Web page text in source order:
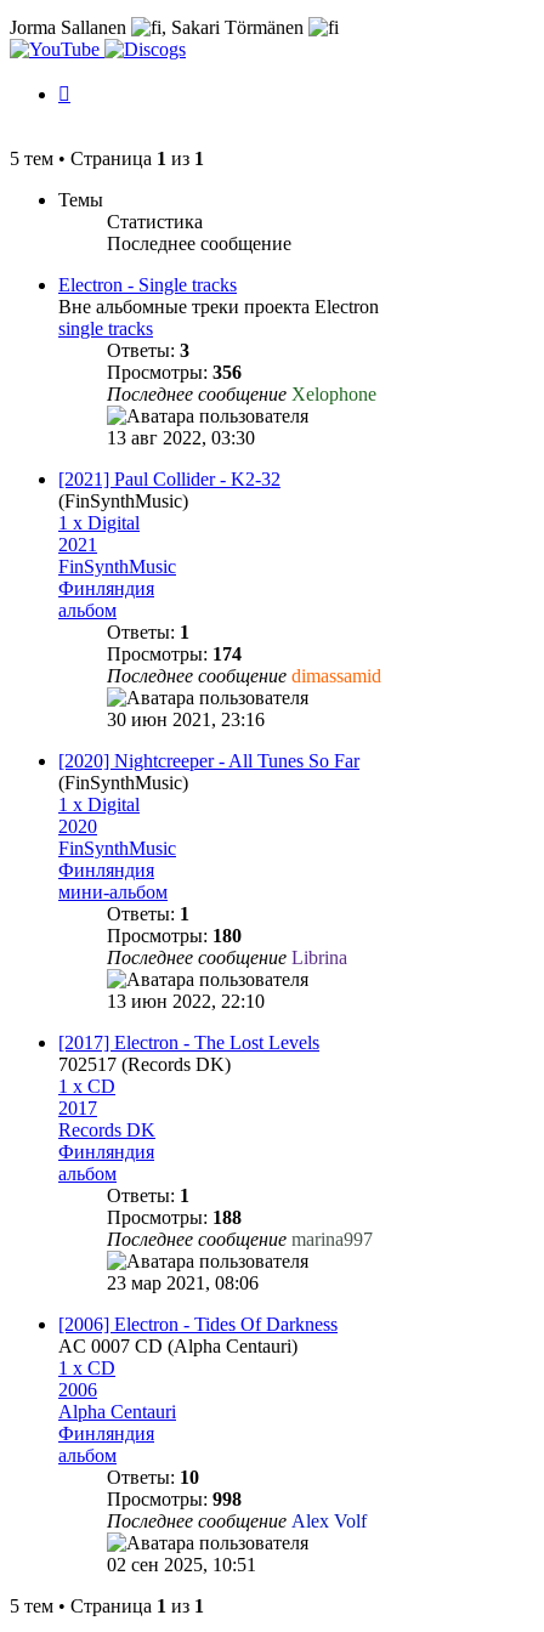
Jorma Sallanen , Sakari Törmänen
5 тем • Страница 1 из 1
Темы
Статистика
Последнее сообщение
Electron - Single tracks
Вне альбомные треки проекта Electron
single tracks
Ответы: 3
Просмотры: 356
Последнее сообщение Xelophone
13 авг 2022, 03:30
[2021] Paul Collider - K2-32
(FinSynthMusic)
1 x Digital
2021
FinSynthMusic
Финляндия
альбом
Ответы: 1
Просмотры: 174
Последнее сообщение dimassamid
30 июн 2021, 23:16
[2020] Nightcreeper - All Tunes So Far
(FinSynthMusic)
1 x Digital
2020
FinSynthMusic
Финляндия
мини-альбом
Ответы: 1
Просмотры: 180
Последнее сообщение Librina
13 июн 2022, 22:10
[2017] Electron - The Lost Levels
702517 (Records DK)
1 x CD
2017
Records DK
Финляндия
альбом
Ответы: 1
Просмотры: 188
Последнее сообщение marina997
23 мар 2021, 08:06
[2006] Electron - Tides Of Darkness
AC 0007 CD (Alpha Centauri)
1 x CD
2006
Alpha Centauri
Финляндия
альбом
Ответы: 10
Просмотры: 998
Последнее сообщение Alex Volf
02 сен 2025, 10:51
5 тем • Страница 1 из 1